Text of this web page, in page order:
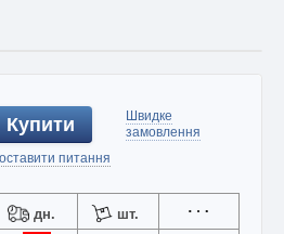
Купити
питання
Швидке
замовлення
дн.
шт.